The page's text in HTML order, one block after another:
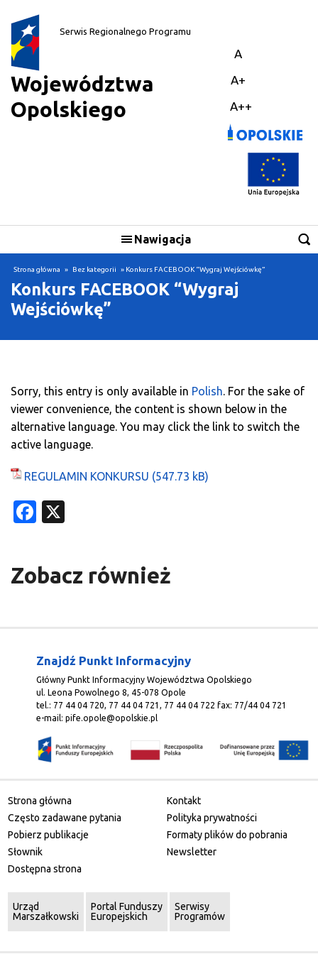
Serwis Regionalnego Programu
Województwa
Opolskiego
A
A+
A++
Nawigacja
Strona główna » Bez kategorii » Konkurs FACEBOOK “Wygraj Wejściówkę”
Konkurs FACEBOOK “Wygraj
Wejściówkę”
Sorry, this entry is only available in Polish. For the sake of
viewer convenience, the content is shown below in the
alternative language. You may click the link to switch the
active language.
REGULAMIN KONKURSU
Facebook
Zobacz również
Znajdź Punkt Informacyjny
Główny Punkt Informacyjny Województwa Opolskiego
ul. Leona Powolnego 8, 45-078 Opole
tel.: 77 44 04 720, 77 44 04 721, 77 44 04 722 fax: 77/44 04 721
e-mail:pife.opole@opolskie.pl
Strona główna
Często zadawane pytania
Pobierz publikacje
Słownik
Dostępna strona
Kontakt
Polityka prywatności
Formaty plików do pobrania
Newsletter
Urząd
Marszałkowski
Portal Funduszy
Europejskich
Serwisy
Programów